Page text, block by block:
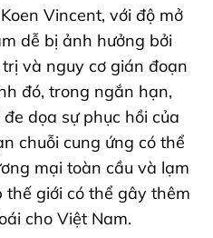
Vincent, với độ mở
dễ bị ảnh hưởng bởi
và nguy cơ gián đoạn
đó, trong ngắn hạn,
dọa sự phục hồi của
chuỗi cung ứng có thể
mại toàn cầu và lạm
giới có thể gây thêm
cho Việt Nam.